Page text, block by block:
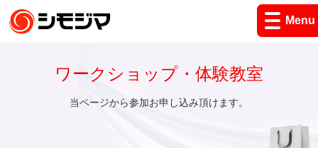
Menu
ワークショップ・体験教室
当ページから参加お申し込み頂けます。